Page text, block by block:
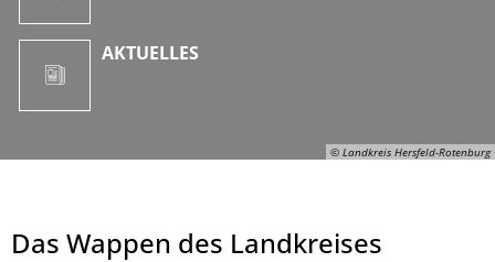
© Landkreis Hersfeld-Rotenburg
AKTUELLES
Das Wappen des Landkreises